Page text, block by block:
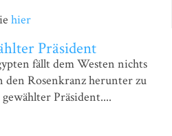
hier
Präsident
fällt dem Westen nichts
den Rosenkranz herunter zu
Präsident....